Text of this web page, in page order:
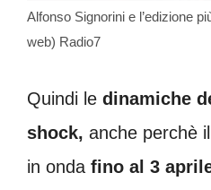
Alfonso Signorini e l’edizione
web) Radio7
Quindi le dinamiche
shock, anche perchè
in onda fino al 3